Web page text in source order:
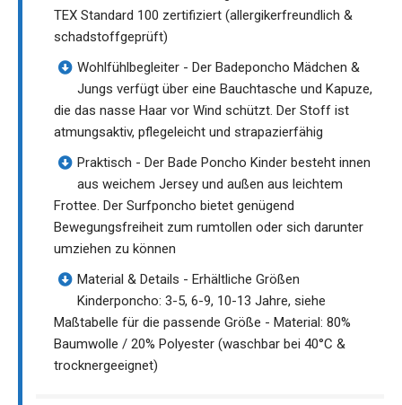
TEX Standard 100 zertifiziert (allergikerfreundlich &
schadstoffgeprüft)
Wohlfühlbegleiter - Der Badeponcho Mädchen &
Jungs verfügt über eine Bauchtasche und Kapuze,
die das nasse Haar vor Wind schützt. Der Stoff ist
atmungsaktiv, pflegeleicht und strapazierfähig
Praktisch - Der Bade Poncho Kinder besteht innen
aus weichem Jersey und außen aus leichtem
Frottee. Der Surfponcho bietet genügend
Bewegungsfreiheit zum rumtollen oder sich darunter
umziehen zu können
Material & Details - Erhältliche Größen
Kinderponcho: 3-5, 6-9, 10-13 Jahre, siehe
Maßtabelle für die passende Größe - Material: 80%
Baumwolle / 20% Polyester (waschbar bei 40°C &
trocknergeeignet)